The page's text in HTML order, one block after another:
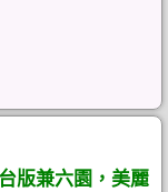
版兼六園，美麗